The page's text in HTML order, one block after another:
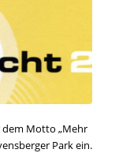
dem Motto „Mehr
Park ein.